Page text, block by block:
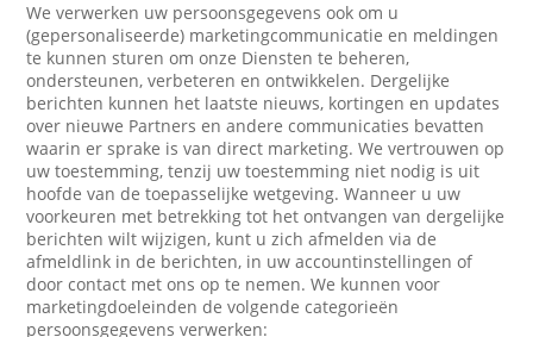
We verwerken uw persoonsgegevens ook om u
(gepersonaliseerde) marketingcommunicatie en meldingen
te kunnen sturen om onze Diensten te beheren,
ondersteunen, verbeteren en ontwikkelen. Dergelijke
berichten kunnen het laatste nieuws, kortingen en updates
over nieuwe Partners en andere communicaties bevatten
waarin er sprake is van direct marketing. We vertrouwen op
uw toestemming, tenzij uw toestemming niet nodig is uit
hoofde van de toepasselijke wetgeving. Wanneer u uw
voorkeuren met betrekking tot het ontvangen van dergelijke
berichten wilt wijzigen, kunt u zich afmelden via de
afmeldlink in de berichten, in uw accountinstellingen of
door contact met ons op te nemen. We kunnen voor
marketingdoeleinden de volgende categorieën
persoonsgegevens verwerken: